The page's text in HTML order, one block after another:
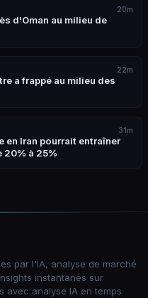
20m
d'Oman au milieu de
22m
a frappé au milieu des
31m
en Iran pourrait entraîner
20% à 25%
par l'IA, analyse de marché
instantanés sur
avec analyse IA en temps